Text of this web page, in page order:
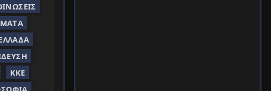
ΚΚΕ